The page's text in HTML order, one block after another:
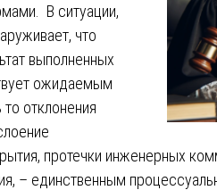
В ситуации,
что
выполненных
ожидаемым
отклонения
протечки инженерных
– единственным